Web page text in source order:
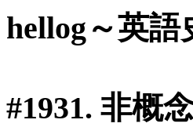
hellog～英
#1931. 非概